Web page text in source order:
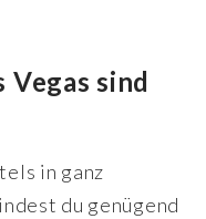
Vegas sind
in ganz
du genügend